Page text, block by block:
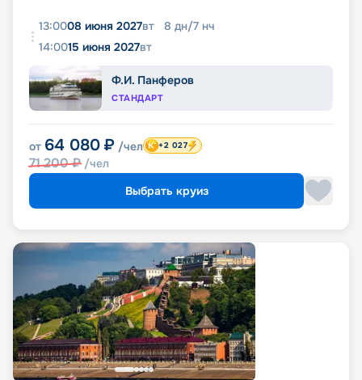
13:0008 июня 2027вт 8 дн/7 нч
14:0015 июня 2027вт
Ф.И. Панферов
СТАНДАРТ
от 64 080 ₽ /чел
71 200₽ /чел
+2 027
Выбрать круиз